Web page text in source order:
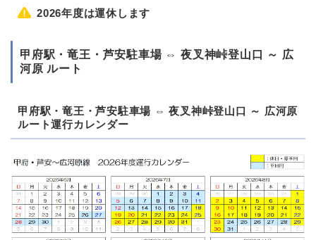
2026年度は運休します
甲府駅・竜王・芦安駐車場 ⇔ 夜叉神峠登山口 ～ 広
河原 ルート
甲府駅・竜王・芦安駐車場 ⇔ 夜叉神峠登山口 ～ 広河原
ルート運行カレンダー